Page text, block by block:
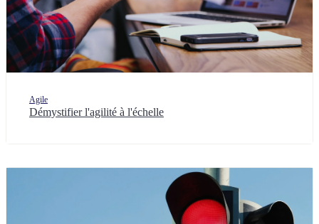
Agile
Démystifier l'agilité à l'échelle